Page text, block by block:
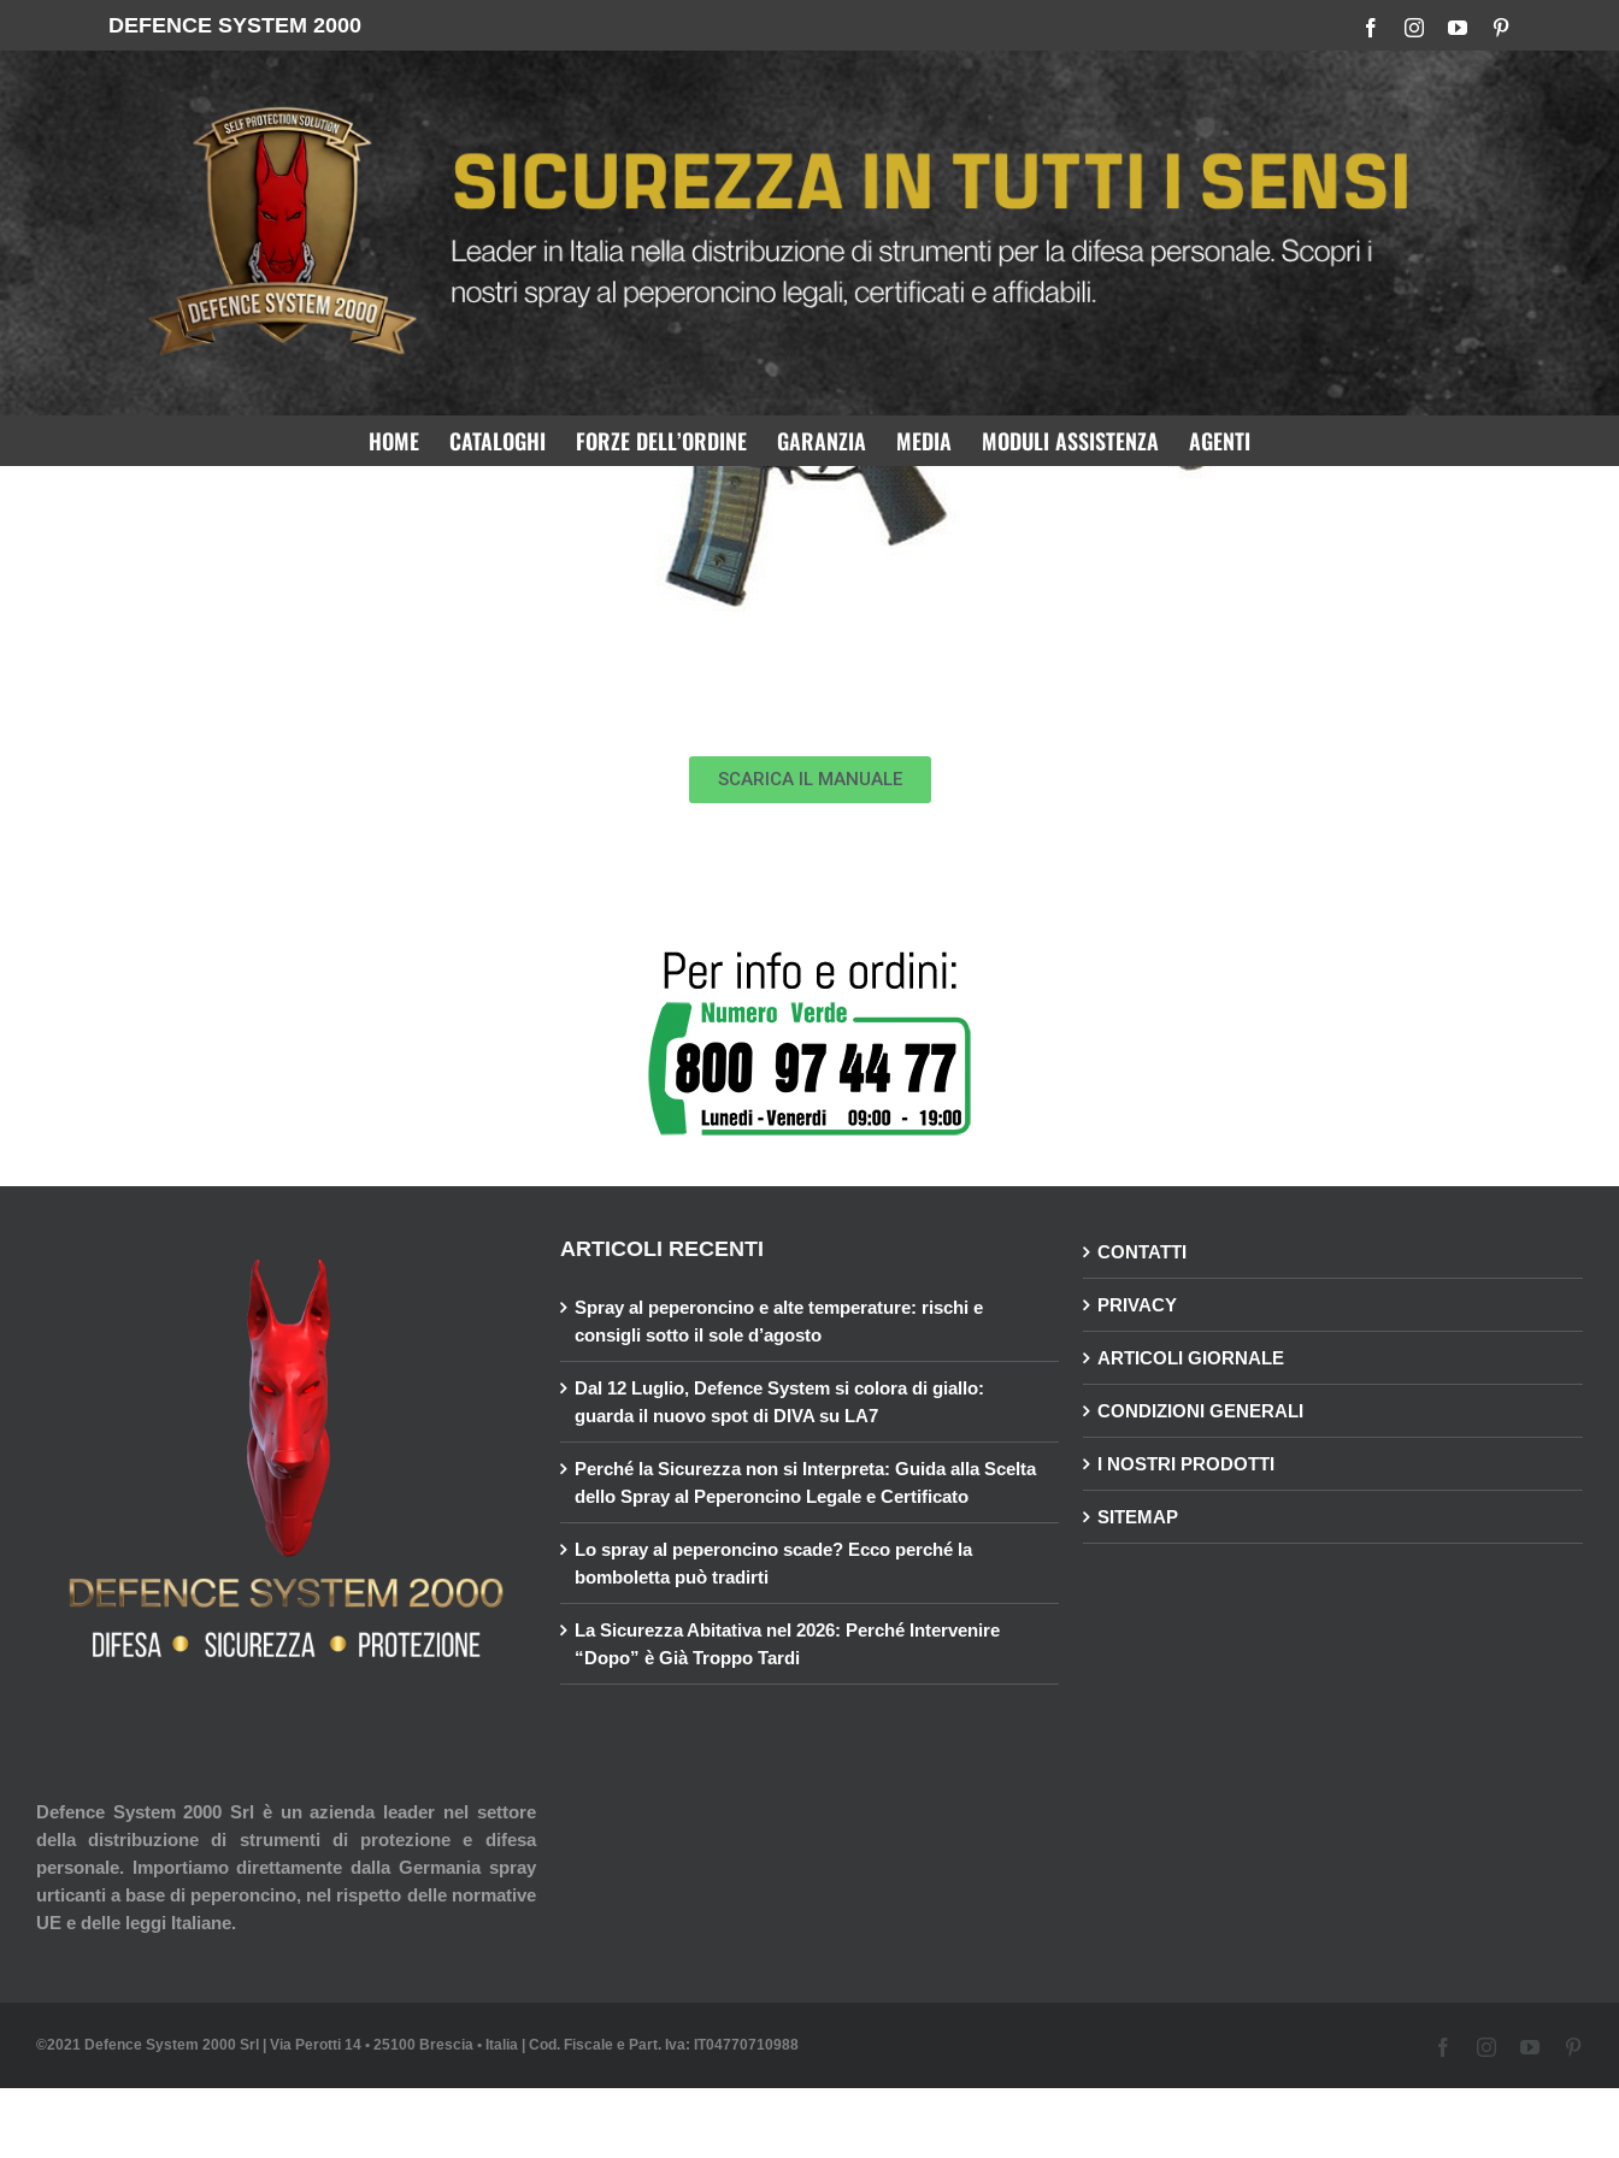
DEFENCE SYSTEM 2000
HOME CATALOGHI FORZE DELL’ORDINE GARANZIA MEDIA MODULI ASSISTENZA AGENTI
130929 GSG G14 Softair
SCARICA IL MANUALE
Defence System 2000 Srl è un azienda leader nel settore
della distribuzione di strumenti di protezione e difesa
personale. Importiamo direttamente dalla Germania spray
urticanti a base di peperoncino, nel rispetto delle normative
UE e delle leggi Italiane.
ARTICOLI RECENTI
Spray al peperoncino e alte temperature: rischi e
consigli sotto il sole d’agosto
Dal 12 Luglio, Defence System si colora di giallo:
guarda il nuovo spot di DIVA su LA7
Perché la Sicurezza non si Interpreta: Guida alla Scelta
dello Spray al Peperoncino Legale e Certificato
Lo spray al peperoncino scade? Ecco perché la
bomboletta può tradirti
La Sicurezza Abitativa nel 2026: Perché Intervenire
“Dopo” è Già Troppo Tardi
CONTATTI
PRIVACY
ARTICOLI GIORNALE
CONDIZIONI GENERALI
I NOSTRI PRODOTTI
SITEMAP
©2021 Defence System 2000 Srl | Via Perotti 14 • 25100 Brescia • Italia | Cod. Fiscale e Part. Iva: IT04770710988